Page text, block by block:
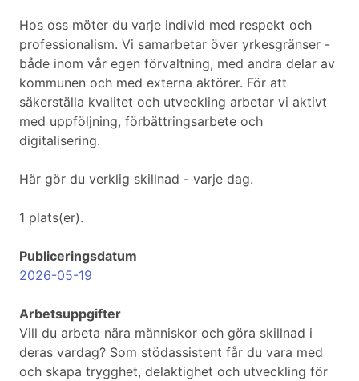
Hos oss möter du varje individ med respekt och
professionalism. Vi samarbetar över yrkesgränser -
både inom vår egen förvaltning, med andra delar av
kommunen och med externa aktörer. För att
säkerställa kvalitet och utveckling arbetar vi aktivt
med uppföljning, förbättringsarbete och
digitalisering.
Här gör du verklig skillnad - varje dag.
1 plats(er).
Publiceringsdatum
2026-05-19
Arbetsuppgifter
Vill du arbeta nära människor och göra skillnad i
deras vardag? Som stödassistent får du vara med
och skapa trygghet, delaktighet och utveckling för